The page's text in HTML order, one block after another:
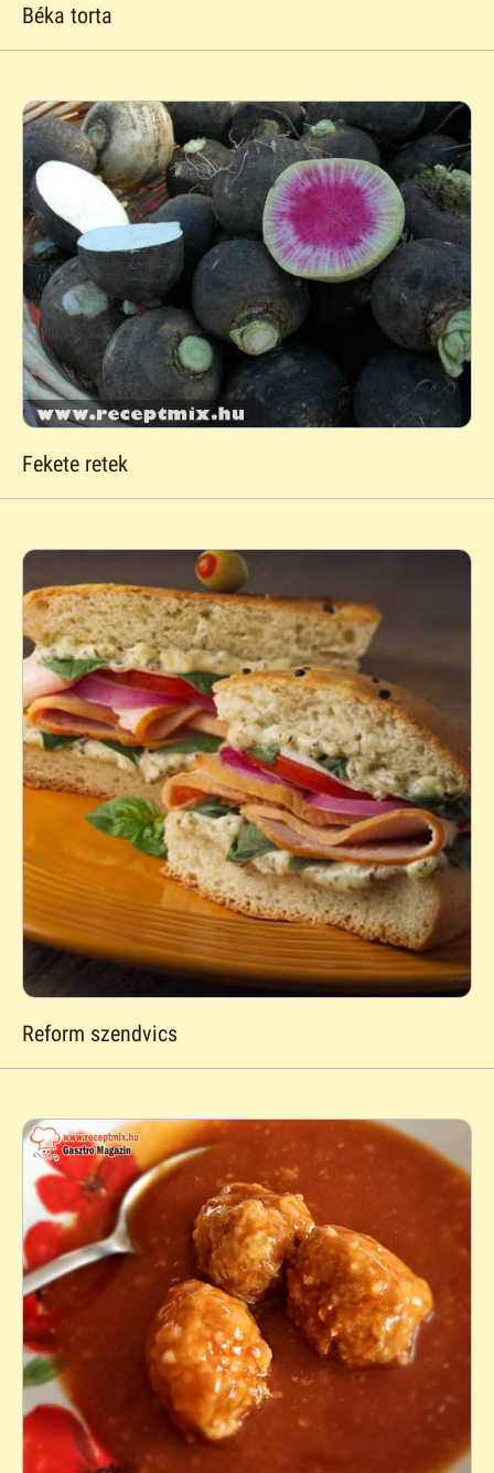
Béka torta
Fekete retek
Reform szendvics